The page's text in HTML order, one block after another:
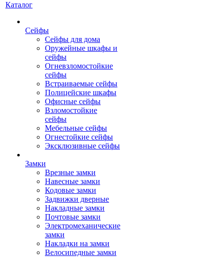
Каталог
Сейфы
Сейфы для дома
Оружейные шкафы и
сейфы
Огневзломостойкие
сейфы
Встраиваемые сейфы
Полицейские шкафы
Офисные сейфы
Взломостойкие
сейфы
Мебельные сейфы
Огнестойкие сейфы
Эксклюзивные сейфы
Замки
Врезные замки
Навесные замки
Кодовые замки
Задвижки дверные
Накладные замки
Почтовые замки
Электромеханические
замки
Накладки на замки
Велосипедные замки